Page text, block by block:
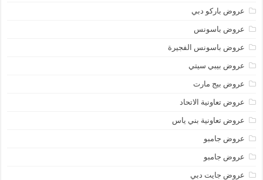
عروض باركو دبي
عروض باسونس
عروض باسونس الفجيرة
عروض بيبي سيتي
عروض بيج مارت
عروض تعاونية الاتحاد
عروض تعاونية بني ياس
عروض جامبو
عروض جامبو
عروض جايت دبي